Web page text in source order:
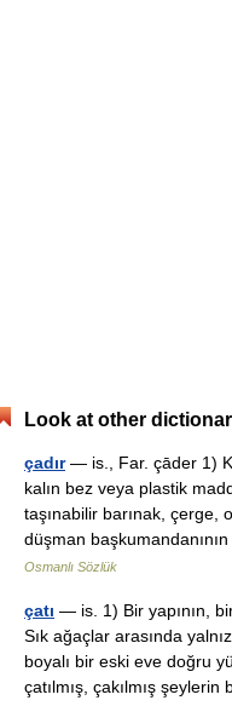
Look at other
çadır— is., Far. çāder 1)
kalın bez veya plastik
taşınabilir barınak, çerge,
düşman
Osmanlı Sözlük
çatı — is. 1) Bir yapının,
Sık ağaçlar arasında
boyalı bir eski eve doğru
çatılmış, çakılmış